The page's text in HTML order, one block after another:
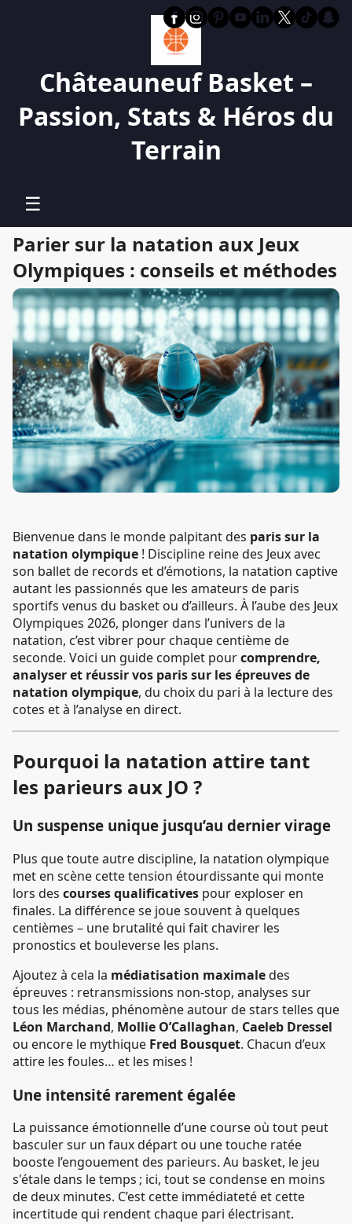
Châteauneuf Basket –
Passion, Stats & Héros du
Terrain
☰
Parier sur la natation aux Jeux
Olympiques : conseils et méthodes
Bienvenue dans le monde palpitant des paris sur la
natation olympique ! Discipline reine des Jeux avec
son ballet de records et d’émotions, la natation captive
autant les passionnés que les amateurs de paris
sportifs venus du basket ou d’ailleurs. À l’aube des Jeux
Olympiques 2026, plonger dans l’univers de la
natation, c’est vibrer pour chaque centième de
seconde. Voici un guide complet pourcomprendre,
analyser et réussir vos paris sur les épreuves de
natation olympique, du choix du pari à la lecture des
cotes et à l’analyse en direct.
Pourquoi la natation attire tant
les parieurs aux JO ?
Un suspense unique jusqu’au dernier virage
Plus que toute autre discipline, la natation olympique
met en scène cette tension étourdissante qui monte
lors des courses qualificatives pour exploser en
finales. La différence se joue souvent à quelques
centièmes – une brutalité qui fait chavirer les
pronostics et bouleverse les plans.
Ajoutez à cela la médiatisation maximaledes
épreuves : retransmissions non-stop, analyses sur
tous les médias, phénomène autour de stars telles que
Léon Marchand, Mollie O’Callaghan, Caeleb Dressel
ou encore le mythique Fred Bousquet. Chacun d’eux
attire les foules… et les mises !
Une intensité rarement égalée
La puissance émotionnelle d’une course où tout peut
basculer sur un faux départ ou une touche ratée
booste l’engouement des parieurs. Au basket, le jeu
s'étale dans le temps ; ici, tout se condense en moins
de deux minutes. C’est cette immédiateté et cette
incertitude qui rendent chaque pari électrisant.